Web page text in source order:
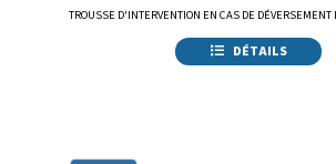
TROUSSE D'INTERVENTION EN CAS DE DÉVERSEMENT
DÉTAILS